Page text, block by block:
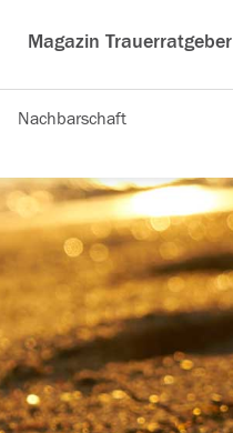
Magazin Trauerratgeber
Nachbarschaft